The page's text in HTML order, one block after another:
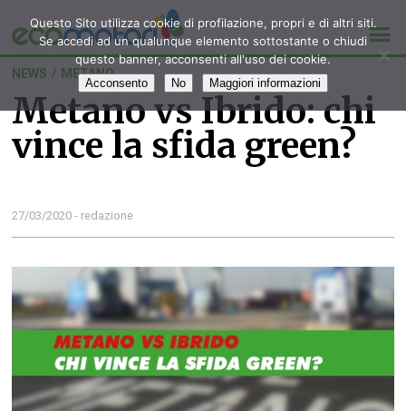
NEWS / METANO
Metano vs Ibrido: chi
vince la sfida green?
27/03/2020 - redazione
Questo Sito utilizza cookie di profilazione, propri e di altri siti.
Se accedi ad un qualunque elemento sottostante o chiudi
questo banner, acconsenti all'uso dei cookie.
Acconsento No Maggiori informazioni